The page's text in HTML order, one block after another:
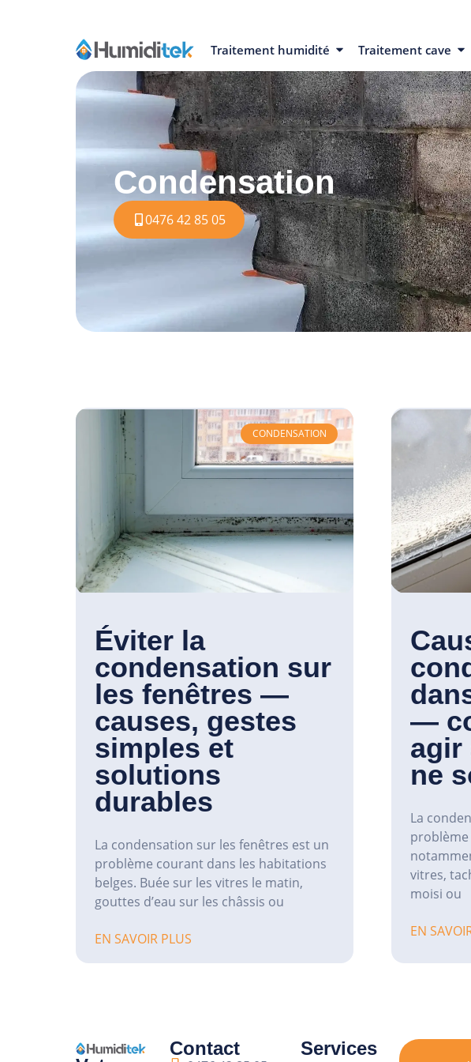
Traitement humidité Traitement cave
Condensation
0476 42 85 05
CONDENSATION
Éviter la
condensation sur
les fenêtres —
causes, gestes
simples et
solutions
durables
La condensation sur les fenêtres est un
problème courant dans les habitations
belges. Buée sur les vitres le matin,
gouttes d’eau sur les châssis ou
EN SAVOIR PLUS
—
agir
ne
La
vitres,
moisi ou
EN
Contact Services